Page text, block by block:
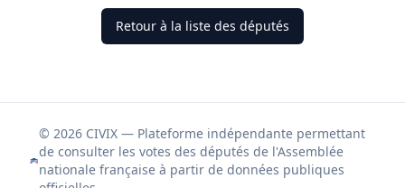
Retour à la liste des députés
© 2026 CIVIX — Plateforme indépendante permettant
de consulter les votes des députés de l'Assemblée
nationale française à partir de données publiques